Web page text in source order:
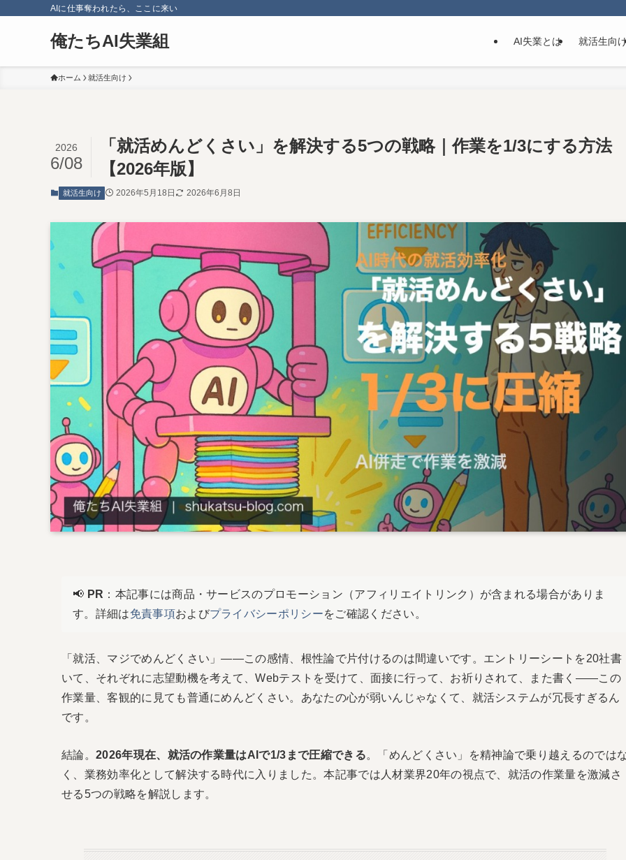
AIに仕事奪われたら、ここに来い
俺たちAI失業組 AI失業とは 就活生向
ホーム 就活生向け
「就活めんどくさい」を解決する5つの戦略｜作業を1/3にする方法
【2026年版】
2026
6/08
就活生向け 2026年5月18日 2026年6月8日
📢 PR ：本記事には商品・サービスのプロモーション（アフィリエイトリンク）が含まれる場合がありま
す。詳細は免責事項およびプライバシーポリシーをご確認ください。
「就活、マジでめんどくさい」――この感情、根性論で片付けるのは間違いです。エントリーシートを20社書
いて、それぞれに志望動機を考えて、Webテストを受けて、面接に行って、お祈りされて、また書く――この
作業量、客観的に見ても普通にめんどくさい。あなたの心が弱いんじゃなくて、就活システムが冗長すぎるん
です。
結論。 2026年現在、就活の作業量はAIで1/3まで圧縮できる。「めんどくさい」を精神論で乗り越えるのでは
く、業務効率化として解決する時代に入りました。本記事では人材業界20年の視点で、就活の作業量を激減さ
せる5つの戦略を解説します。